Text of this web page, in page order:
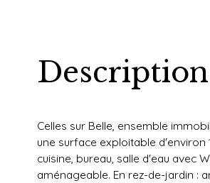
Description
Celles sur Belle, ensemble
une surface exploitable d'environ
cuisine, bureau, salle d'eau avec
aménageable. En rez-de-jardin :